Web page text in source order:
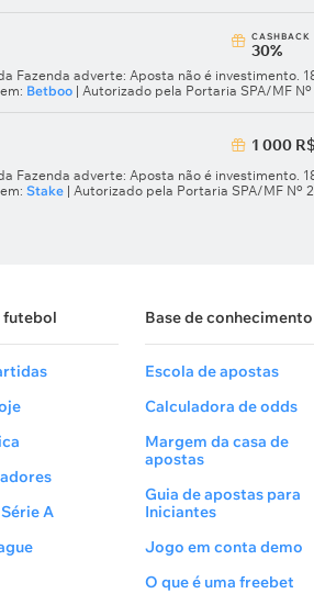
СASHBACK
30%
Fazenda adverte: Aposta não é investimento.
Betboo | Autorizado pela Portaria SPA/MF
1 000
Fazenda adverte: Aposta não é investimento.
Stake | Autorizado pela Portaria SPA/MF Nº
futebol Base de conhecimento
A
Escola de apostas
Calculadora de odds
Margem da casa de
apostas
Guia de apostas para
Iniciantes
Jogo em conta demo
O que é uma freebet